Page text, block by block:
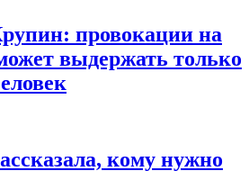
провокации на
выдержать только
кому нужно